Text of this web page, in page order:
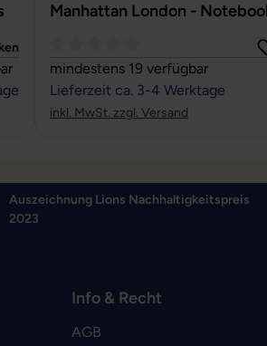
von 5 von 5 Sternen
Manhattan London -
Durchschnittliche Bewertung
mindestens 19 verfügbar
Lieferzeit ca. 3-4 Werktage
inkl. MwSt. zzgl. Versand
Auszeichnung Lions Nachhaltigkeitspreis
2023
Info & Recht
AGB